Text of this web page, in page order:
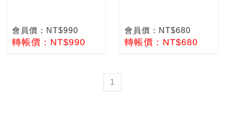
會員價：NT$990
轉帳價：NT$990
會員價：NT$680
轉帳價：NT$680
1